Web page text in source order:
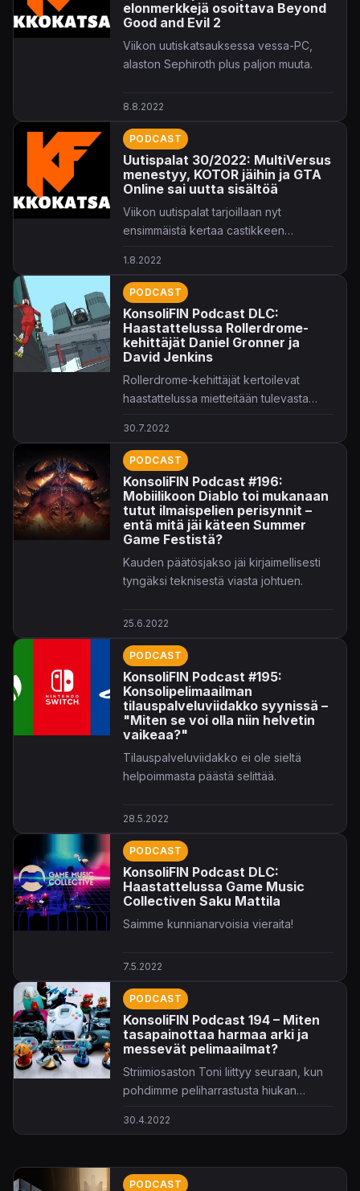
elonmerkkejä osoittava Beyond
Good and Evil 2
Viikon uutiskatsauksessa vessa-PC,
alaston Sephiroth plus paljon muuta.
8.8.2022
PODCAST
Uutispalat 30/2022: MultiVersus
menestyy, KOTOR jäihin ja GTA
Online sai uutta sisältöä
Viikon uutispalat tarjoillaan nyt
ensimmäistä kertaa castikkeen
1.8.2022
PODCAST
KonsoliFIN Podcast DLC:
Haastattelussa Rollerdrome-
kehittäjät Daniel Gronner ja
David Jenkins
Rollerdrome-kehittäjät kertoilevat
haastattelussa mietteitään tulevasta
30.7.2022
PODCAST
KonsoliFIN Podcast #196:
Mobiilikoon Diablo toi mukanaan
tutut ilmaispelien perisynnit –
entä mitä jäi käteen Summer
Game Festistä?
Kauden päätösjakso jäi kirjaimellisesti
tyngäksi teknisestä viasta johtuen.
25.6.2022
PODCAST
KonsoliFIN Podcast #195:
Konsolipelimaailman
tilauspalveluviidakko syynissä –
"Miten se voi olla niin helvetin
vaikeaa?"
Tilauspalveluviidakko ei ole sieltä
helpoimmasta päästä selittää.
28.5.2022
PODCAST
KonsoliFIN Podcast DLC:
Haastattelussa Game Music
Collectiven Saku Mattila
Saimme kunnianarvoisia vieraita!
7.5.2022
PODCAST
KonsoliFIN Podcast 194 – Miten
tasapainottaa harmaa arki ja
messevät pelimaailmat?
Striimiosaston Toni liittyy seuraan, kun
pohdimme peliharrastusta hiukan
30.4.2022
PODCAST